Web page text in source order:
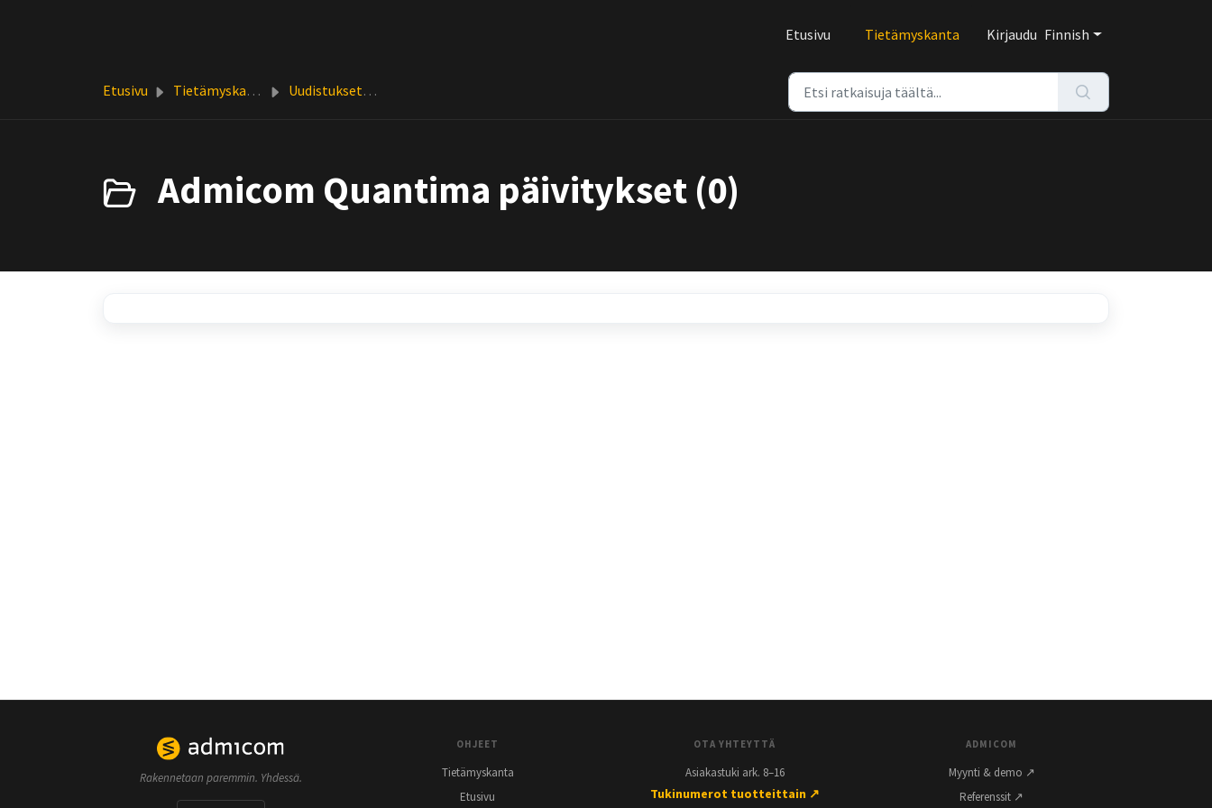
Etusivu
Tietämyskanta Kirjaudu Finnish
Etusivu Tietämyskanta Uudistukset ja päivitykset
Admicom Quantima päivitykset (0)
Rakennetaan paremmin. Yhdessä.
OHJEET
Tietämyskanta
Etusivu
OTA YHTEYTTÄ
Asiakastuki ark. 8–16
Tukinumerot tuotteittain ↗
ADMICOM
Myynti & demo ↗
Referenssit ↗